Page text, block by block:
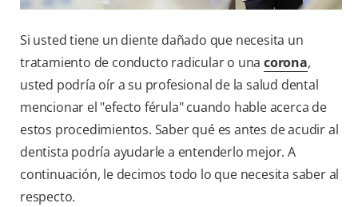
Si usted tiene un diente dañado que necesita un
tratamiento de conducto radicular o una corona,
usted podría oír a su profesional de la salud dental
mencionar el "efecto férula" cuando hable acerca de
estos procedimientos. Saber qué es antes de acudir al
dentista podría ayudarle a entenderlo mejor. A
continuación, le decimos todo lo que necesita saber al
respecto.